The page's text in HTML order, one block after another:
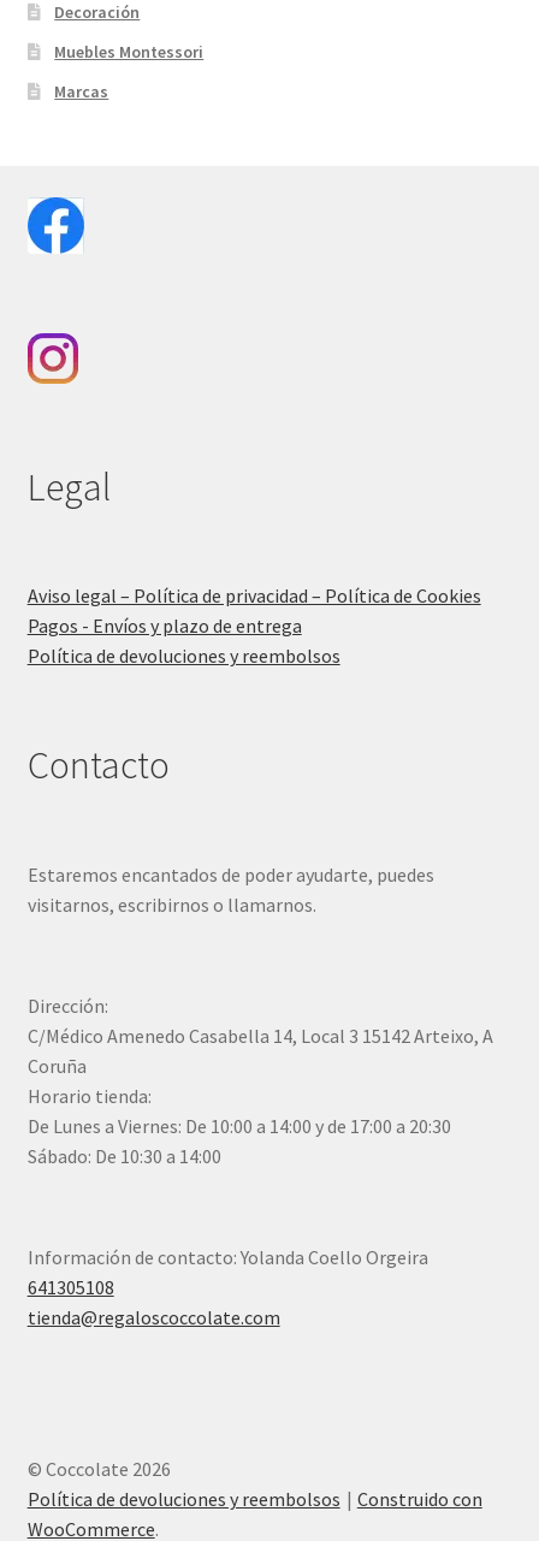
Decoración
Muebles Montessori
Marcas
Legal
Aviso legal – Política de privacidad – Política de Cookies
Pagos - Envíos y plazo de entrega
Política de devoluciones y reembolsos
Contacto
Estaremos encantados de poder ayudarte, puedes
visitarnos, escribirnos o llamarnos.
Dirección:
C/Médico Amenedo Casabella 14, Local 3 15142 Arteixo, A
Coruña
Horario tienda:
De Lunes a Viernes: De 10:00 a 14:00 y de 17:00 a 20:30
Sábado: De 10:30 a 14:00
Información de contacto: Yolanda Coello Orgeira
641305108
tienda@regaloscoccolate.com
© Coccolate 2026
Política de devoluciones y reembolsos
Construido con
WooCommerce.